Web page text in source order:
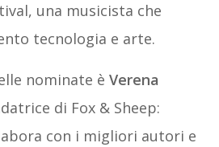
una musicista che
tecnologia e arte.
nominate è Verena
di Fox & Sheep:
con i migliori autori e